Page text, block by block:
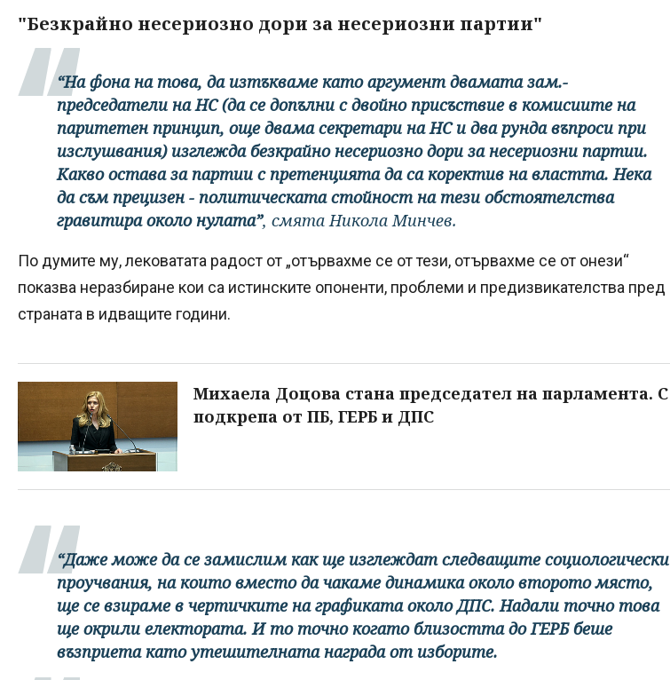
"Безкрайно несериозно дори за несериозни партии"
“На фона на това, да изтъкваме като аргумент двамата зам.-
председатели на НС (да се допълни с двойно присъствие в комисиите на
паритетен принцип, още двама секретари на НС и два рунда въпроси при
изслушвания) изглежда безкрайно несериозно дори за несериозни партии.
Какво остава за партии с претенцията да са коректив на властта. Нека
да съм прецизен - политическата стойност на тези обстоятелства
гравитира около нулата”, смята Никола Минчев.
По думите му, лековатата радост от „отървахме се от тези, отървахме се от онези“
показва неразбиране кои са истинските опоненти, проблеми и предизвикателства пред
страната в идващите години.
Михаела Доцова стана председател на парламента. С
подкрепа от ПБ, ГЕРБ и ДПС
“Даже може да се замислим как ще изглеждат следващите социологически
проучвания, на които вместо да чакаме динамика около второто място,
ще се взираме в чертичките на графиката около ДПС. Надали точно това
ще окрили електората. И то точно когато близостта до ГЕРБ беше
възприета като утешителната награда от изборите.